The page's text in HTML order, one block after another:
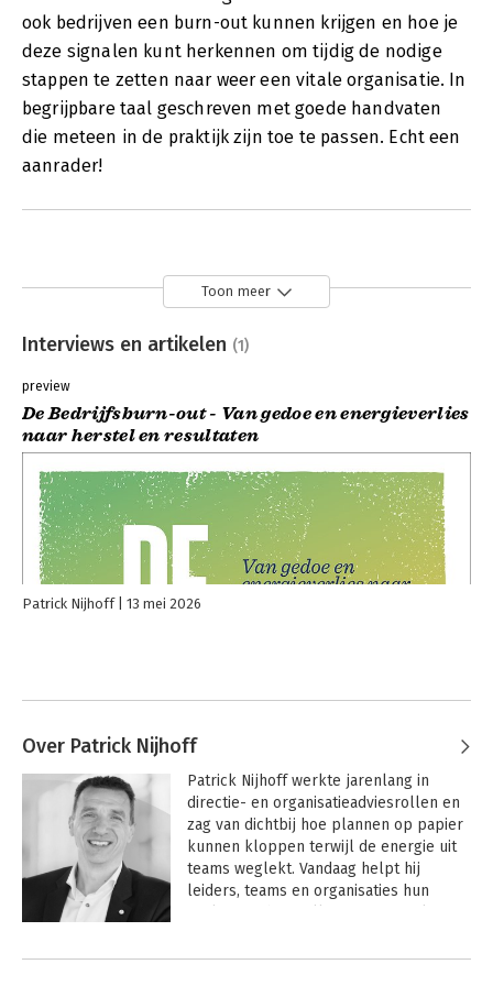
ook bedrijven een burn-out kunnen krijgen en hoe je
deze signalen kunt herkennen om tijdig de nodige
stappen te zetten naar weer een vitale organisatie. In
begrijpbare taal geschreven met goede handvaten
die meteen in de praktijk zijn toe te passen. Echt een
aanrader!
Toon meer
Interviews en artikelen (1)
preview
De Bedrijfsburn-out - Van gedoe en energieverlies
naar herstel en resultaten
Patrick Nijhoff 13 mei 2026
Over Patrick Nijhoff
Patrick Nijhoff werkte jarenlang in
directie- en organisatieadviesrollen en
zag van dichtbij hoe plannen op papier
kunnen kloppen terwijl de energie uit
teams weglekt. Vandaag helpt hij
leiders, teams en organisaties hun
reorganisatie, maar door plannen en